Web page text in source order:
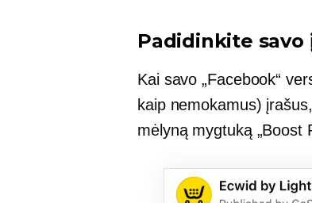
Padidinkite savo
Kai savo „Facebook“
kaip nemokamus)
mėlyną mygtuką „Boost